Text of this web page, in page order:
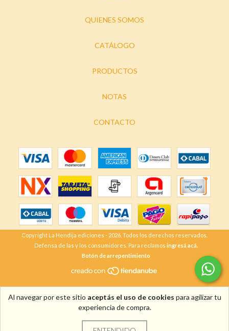
Al navegar por este sitio aceptás el uso de cookies para agilizar tu
experiencia de compra.
QUIENES SOMOS
CATÁLOGO
PRODUCTOS
NOTAS
CONTACTO
Copyright La Hendija ediciones - 2026. Todos los derechos reservados.
Defensa de las y los consumidores. Para reclamos ingresá acá.
Botón de arrepentimiento